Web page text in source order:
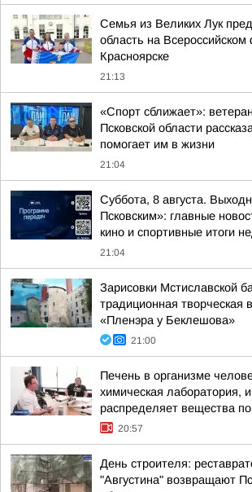
Семья из Великих Лук
область на
Красноярске
21:13
«Спорт сближает»:
Псковской области
помогает им в жизни
21:04
Суббота, 8 августа.
Псковским»: главные
кино и спортивные итоги
21:04
Зарисовки Мстиславской
традиционная творческая
«Пленэра у Беклешова»
21:00
Печень в организме
химическая лаборатория,
распределяет вещества
20:57
День строителя:
"Августина" возвращают